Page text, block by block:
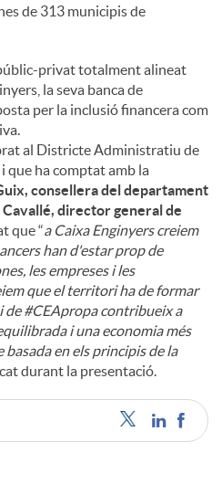
de 313 municipis de
privat totalment alineat
la seva banca de
per la inclusió financera com
al Districte Administratiu de
que ha comptat amb la
consellera del departament
Cavallé, director general de
que “a Caixa Enginyers creiem
han d'estar prop de
les empreses i les
que el territori ha de formar
de #CEApropa contribueix a
i una economia més
en els principis de la
durant la presentació.